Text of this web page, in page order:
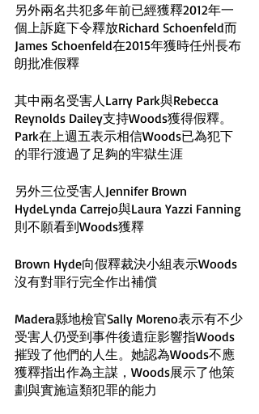
另外兩名共犯多年前已經獲釋2012年一
個上訴庭下令釋放Richard Schoenfeld而
James Schoenfeld在2015年獲時任州長布
朗批准假釋
其中兩名受害人Larry Park與Rebecca
Reynolds Dailey支持Woods獲得假釋。
Park在上週五表示相信Woods已為犯下
的罪行渡過了足夠的牢獄生涯
另外三位受害人Jennifer Brown
HydeLynda Carrejo與Laura Yazzi Fanning
則不願看到Woods獲釋
Brown Hyde向假釋裁決小組表示Woods
沒有對罪行完全作出補償
Madera縣地檢官Sally Moreno表示有不少
受害人仍受到事件後遺症影響指Woods
摧毀了他們的人生。她認為Woods不應
獲釋指出作為主謀，Woods展示了他策
劃與實施這類犯罪的能力